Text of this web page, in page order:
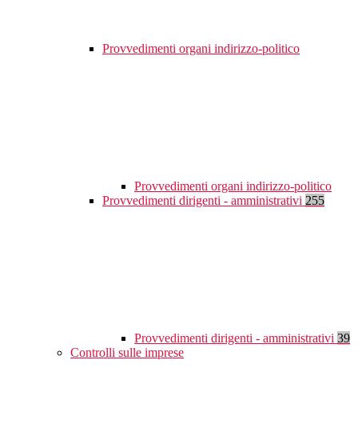
Provvedimenti organi indirizzo-politico
Provvedimenti organi indirizzo-politico
Provvedimenti dirigenti - amministrativi 255
Provvedimenti dirigenti - amministrativi 39
Controlli sulle imprese